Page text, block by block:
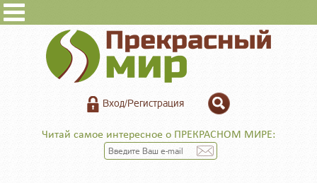
Вход/Регистрация
Читай самое интересное о ПРЕКРАСНОМ МИРЕ: